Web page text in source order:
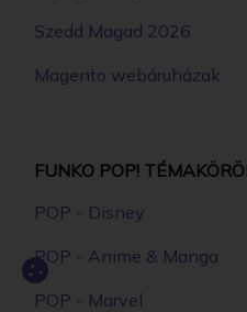
Szedd Magad 2026
Magento webáruházak
FUNKO POP!
POP - Disney
POP - Anime & Manga
POP - Marvel